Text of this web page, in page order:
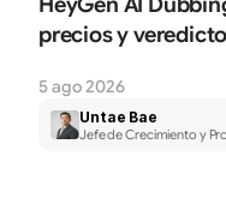
precios y veredicto
5 ago 2026
Untae Bae
Jefe de Crecimiento y